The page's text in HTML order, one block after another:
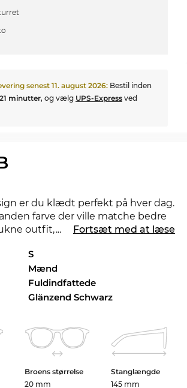
senest 11. august 2026: Bestil inden
minutter, og vælg UPS-Express ved
er du klædt perfekt på hver dag.
farve der ville matche bedre
outfit, så tjek også de andre
materialer og udførelse:
for stilfuldt design og
i fokus.Plaststel, som disse,
med komfort. FT5916-B
... Fortsæt med at læse
S
Mænd
Fuldindfattede
Glänzend Schwarz
Broens størrelse
20 mm
Stanglængde
145 mm